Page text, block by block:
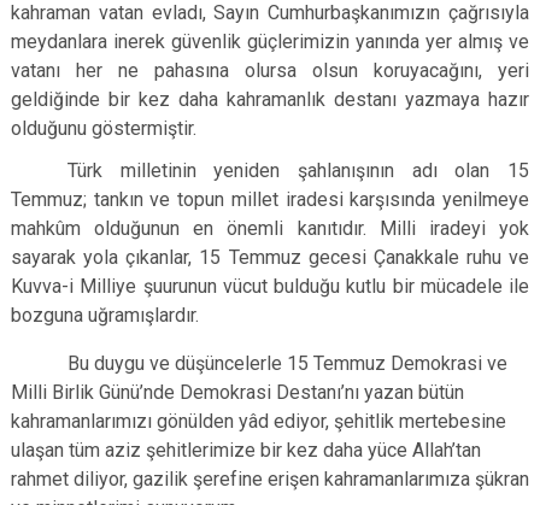
kahraman vatan evladı, Sayın Cumhurbaşkanımızın çağrısıyla
meydanlara inerek güvenlik güçlerimizin yanında yer almış ve
vatanı her ne pahasına olursa olsun koruyacağını, yeri
geldiğinde bir kez daha kahramanlık destanı yazmaya hazır
olduğunu göstermiştir.
Türk milletinin yeniden şahlanışının adı olan 15
Temmuz; tankın ve topun millet iradesi karşısında yenilmeye
mahkûm olduğunun en önemli kanıtıdır. Milli iradeyi yok
sayarak yola çıkanlar, 15 Temmuz gecesi Çanakkale ruhu ve
Kuvva-i Milliye şuurunun vücut bulduğu kutlu bir mücadele ile
bozguna uğramışlardır.
Bu duygu ve düşüncelerle 15 Temmuz Demokrasi ve
Milli Birlik Günü’nde Demokrasi Destanı’nı yazan bütün
kahramanlarımızı gönülden yâd ediyor, şehitlik mertebesine
ulaşan tüm aziz şehitlerimize bir kez daha yüce Allah’tan
rahmet diliyor, gazilik şerefine erişen kahramanlarımıza şükran